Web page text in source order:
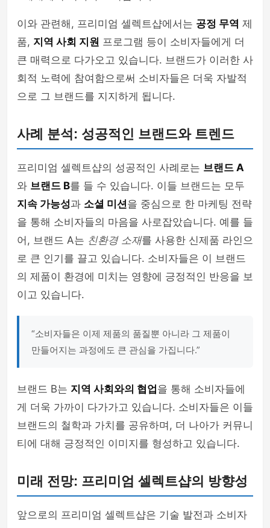
이와 관련해, 프리미엄 셀렉트샵에서는 공정 무역 제
품, 지역 사회 지원 프로그램 등이 소비자들에게 더
큰 매력으로 다가오고 있습니다. 브랜드가 이러한 사
회적 노력에 참여함으로써 소비자들은 더욱 자발적
으로 그 브랜드를 지지하게 됩니다.
사례 분석: 성공적인 브랜드와 트렌드
프리미엄 셀렉트샵의 성공적인 사례로는 브랜드 A
와 브랜드 B를 들 수 있습니다. 이들 브랜드는 모두
지속 가능성과 소셜 미션을 중심으로 한 마케팅 전략
을 통해 소비자들의 마음을 사로잡았습니다. 예를 들
어, 브랜드 A는 친환경 소재를 사용한 신제품 라인으
로 큰 인기를 끌고 있습니다. 소비자들은 이 브랜드
의 제품이 환경에 미치는 영향에 긍정적인 반응을 보
이고 있습니다.
“소비자들은 이제 제품의 품질뿐 아니라 그 제품이
만들어지는 과정에도 큰 관심을 가집니다.”
브랜드 B는 지역 사회와의 협업 을 통해 소비자들에
게 더욱 가까이 다가가고 있습니다. 소비자들은 이들
브랜드의 철학과 가치를 공유하며, 더 나아가 커뮤니
티에 대해 긍정적인 이미지를 형성하고 있습니다.
미래 전망: 프리미엄 셀렉트샵의 방향성
앞으로의 프리미엄 셀렉트샵은 기술 발전과 소비자